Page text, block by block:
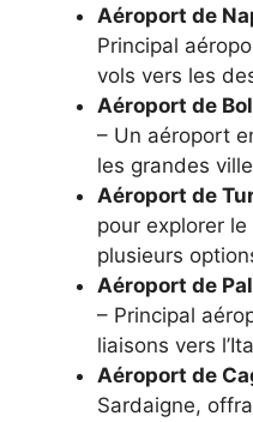
Aéroport de
Principal
vols vers les
Aéroport de
– Un aéroport
les grandes
Aéroport de
pour explorer le
plusieurs
Aéroport de
– Principal
liaisons vers
Aéroport de
Sardaigne,